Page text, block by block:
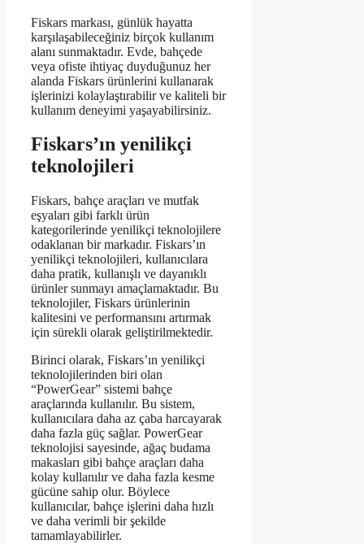
Fiskars markası, günlük hayatta
karşılaşabileceğiniz birçok kullanım
alanı sunmaktadır. Evde, bahçede
veya ofiste ihtiyaç duyduğunuz her
alanda Fiskars ürünlerini kullanarak
işlerinizi kolaylaştırabilir ve kaliteli bir
kullanım deneyimi yaşayabilirsiniz.
Fiskars’ın yenilikçi
teknolojileri
Fiskars, bahçe araçları ve mutfak
eşyaları gibi farklı ürün
kategorilerinde yenilikçi teknolojilere
odaklanan bir markadır. Fiskars’ın
yenilikçi teknolojileri, kullanıcılara
daha pratik, kullanışlı ve dayanıklı
ürünler sunmayı amaçlamaktadır. Bu
teknolojiler, Fiskars ürünlerinin
kalitesini ve performansını artırmak
için sürekli olarak geliştirilmektedir.
Birinci olarak, Fiskars’ın yenilikçi
teknolojilerinden biri olan
“PowerGear” sistemi bahçe
araçlarında kullanılır. Bu sistem,
kullanıcılara daha az çaba harcayarak
daha fazla güç sağlar. PowerGear
teknolojisi sayesinde, ağaç budama
makasları gibi bahçe araçları daha
kolay kullanılır ve daha fazla kesme
gücüne sahip olur. Böylece
kullanıcılar, bahçe işlerini daha hızlı
ve daha verimli bir şekilde
tamamlayabilirler.